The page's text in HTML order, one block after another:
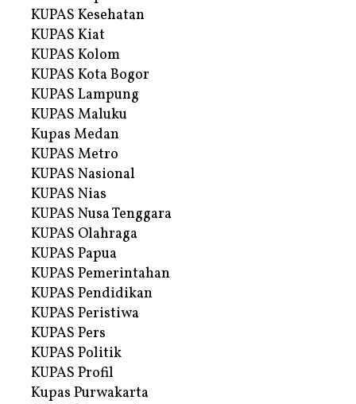
KUPAS Kesehatan
KUPAS Kiat
KUPAS Kolom
KUPAS Kota Bogor
KUPAS Lampung
KUPAS Maluku
Kupas Medan
KUPAS Metro
KUPAS Nasional
KUPAS Nias
KUPAS Nusa Tenggara
KUPAS Olahraga
KUPAS Papua
KUPAS Pemerintahan
KUPAS Pendidikan
KUPAS Peristiwa
KUPAS Pers
KUPAS Politik
KUPAS Profil
Kupas Purwakarta